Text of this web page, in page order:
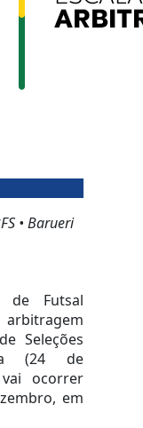
• Barueri
de Futsal
arbitragem
Seleções
(24 de
ocorrer
em